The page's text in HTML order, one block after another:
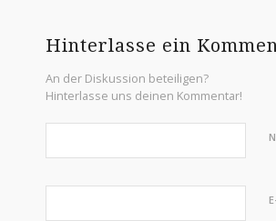
Hinterlasse ein
An der Diskussion beteiligen?
Hinterlasse uns deinen Kommentar!